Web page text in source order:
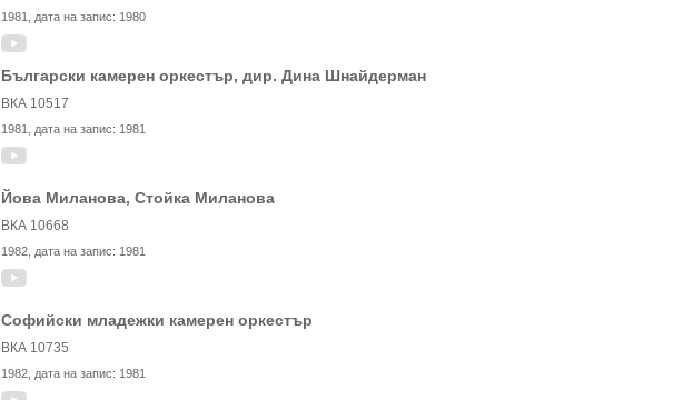
1981 , дата на запис: 1980
Български камерен оркестър, дир. Дина Шнайдерман
ВКА 10517
1981 , дата на запис: 1981
Йова Миланова, Стойка Миланова
ВКА 10668
1982 , дата на запис: 1981
Софийски младежки камерен оркестър
ВКА 10735
1982 , дата на запис: 1981